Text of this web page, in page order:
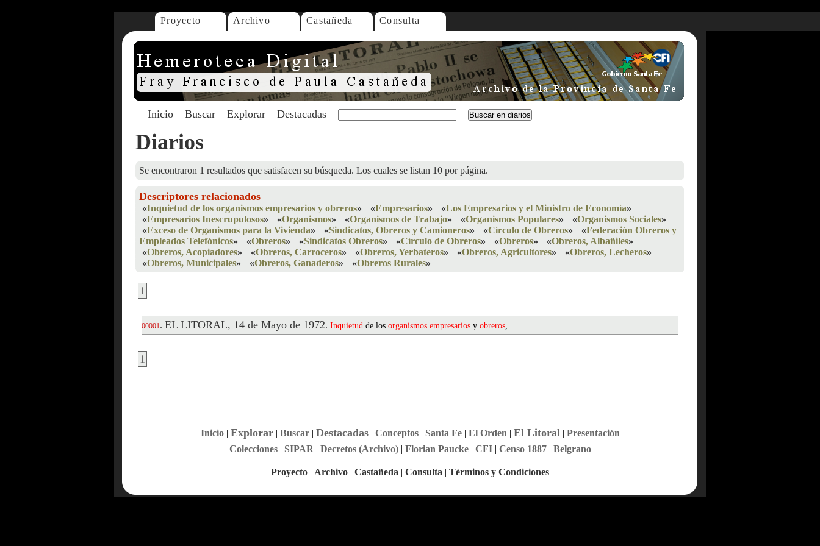
Proyecto Archivo Castañeda Consulta
Inicio Buscar Explorar Destacadas
Diarios
Se encontraron 1 resultados que satisfacen su búsqueda. Los cuales se listan 10 por página.
Descriptores relacionados
«Inquietud de los organismos empresarios y obreros» «Empresarios» «Los Empresarios y el Ministro de Economía»
«Empresarios Inescrupulosos» «Organismos» «Organismos de Trabajo» «Organismos Populares» «Organismos Sociales»
«Exceso de Organismos para la Vivienda» «Sindicatos, Obreros y Camioneros» «Círculo de Obreros» «Federación Obreros y
Empleados Telefónicos» «Obreros» «Sindicatos Obreros» «Círculo de Obreros» «Obreros» «Obreros, Albañiles»
«Obreros, Acopiadores» «Obreros, Carroceros» «Obreros, Yerbateros» «Obreros, Agricultores» «Obreros, Lecheros»
«Obreros, Municipales» «Obreros, Ganaderos» «Obreros Rurales»
1
00001. EL LITORAL, 14 de Mayo de 1972. Inquietud de los organismos empresarios y obreros,
1
Inicio| Explorar| Buscar| Destacadas| Conceptos| Santa Fe| El Orden | El Litoral | Presentación
Colecciones| SIPAR | Decretos (Archivo)| Florian Paucke| CFI| Censo 1887| Belgrano
Proyecto | Archivo | Castañeda | Consulta | Términos y Condiciones